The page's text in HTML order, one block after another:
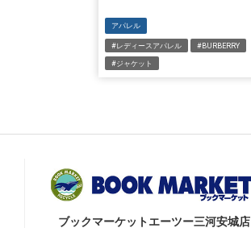
アパレル
#レディースアパレル #BURBERRY
#ジャケット
ブックマーケットエーツー三河安城店